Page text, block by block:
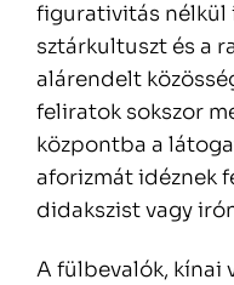
figurativitás nélkül
sztárkultuszt és a
alárendelt
feliratok sokszor
központba a
aforizmát idéznek
didakszist vagy
A fülbevalók, kínai